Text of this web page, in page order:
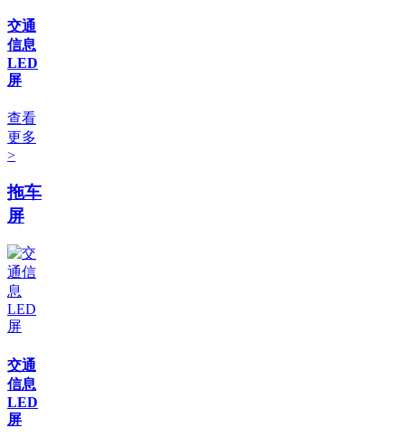
交通
信息
LED
屏
查看
更多
>
拖车
屏
交通
信息
LED
屏